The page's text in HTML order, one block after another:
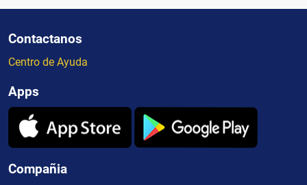
Contactanos
Centro de Ayuda
Apps
Compañia